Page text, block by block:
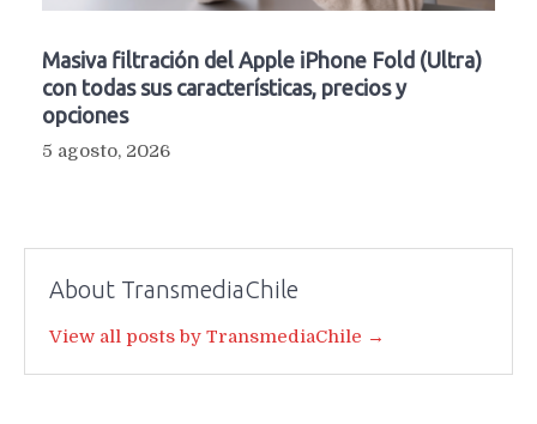
Masiva filtración del Apple iPhone Fold (Ultra)
con todas sus características, precios y
opciones
5 agosto, 2026
About TransmediaChile
View all posts by TransmediaChile →